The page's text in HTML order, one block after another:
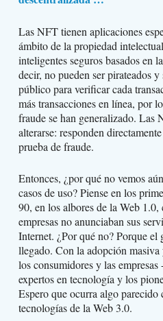
Las NFT tienen aplicaciones
ámbito de la propiedad
inteligentes seguros basados en
decir, no pueden ser pirateados
público para verificar cada
más transacciones en línea, por
fraude se han generalizado. Las
alterarse: responden
prueba de fraude.
Entonces, ¿por qué no vemos
casos de uso? Piense en los
90, en los albores de la Web
empresas no anunciaban sus
Internet. ¿Por qué no? Porque
llegado. Con la adopción
los consumidores y las
expertos en tecnología y los
Espero que ocurra algo
tecnologías de la Web 3.0.